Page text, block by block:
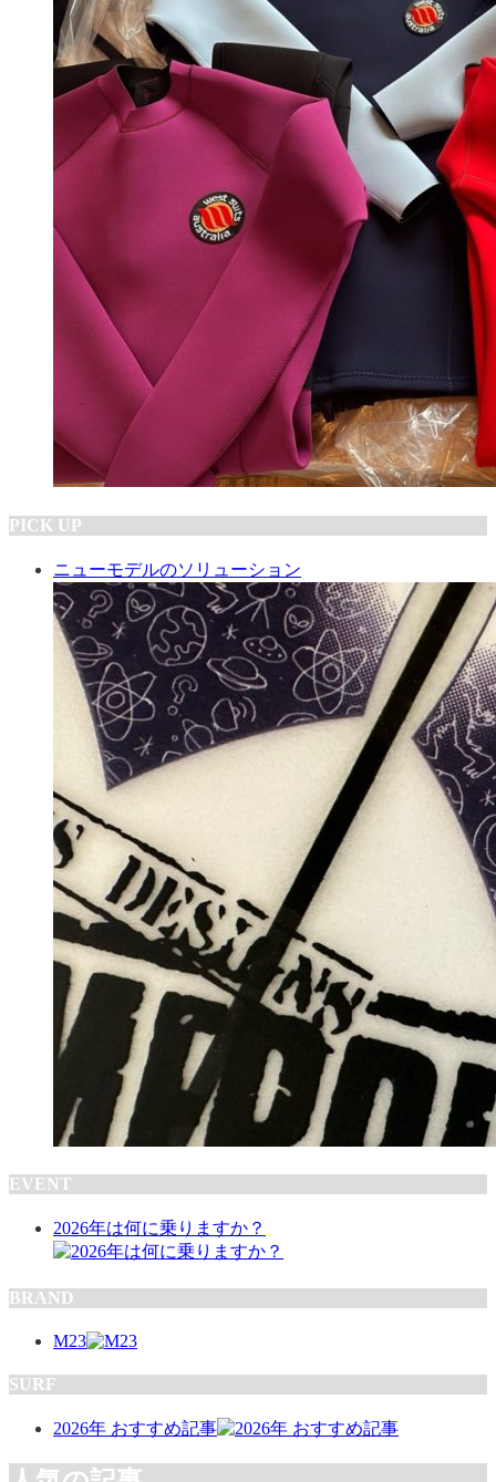
PICK UP
ニューモデルのソリューション
EVENT
2026年は何に乗りますか？
BRAND
M23
SURF
2026年 おすすめ記事